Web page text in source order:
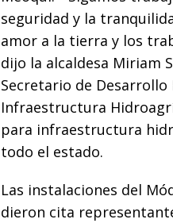
e
b
o
o
k
te
r
l s
A
p
p
y
n
k
seguridad y la
amor a la tierra y los
dijo la alcaldesa Miriam
Secretario de
Infraestructura
para infraestructura
todo el estado.
Las instalaciones del
dieron cita